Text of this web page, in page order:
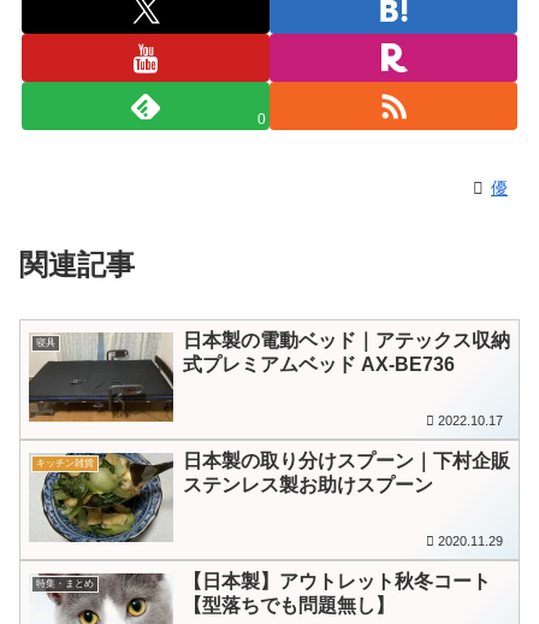
0
優
関連記事
寝具
日本製の電動ベッド｜アテックス収納
式プレミアムベッド AX-BE736
2022.10.17
キッチン雑貨
日本製の取り分けスプーン｜下村企販
ステンレス製お助けスプーン
2020.11.29
特集・まとめ
【日本製】アウトレット秋冬コート
【型落ちでも問題無し】